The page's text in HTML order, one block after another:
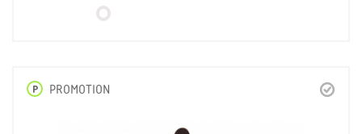
P PROMOTION